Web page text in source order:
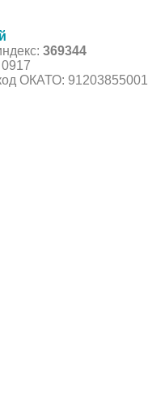
369344
ОКАТО: 91203855001